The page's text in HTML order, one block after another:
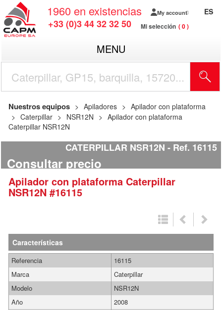
1960 en existencias
+33 (0)3 44 32 32 50
My account
Mi selección 0
ES
MENU
Nuestros equipos Apiladores
Apilador con plataforma
Caterpillar
NSR12N
Apilador con plataforma
Caterpillar NSR12N
CATERPILLAR NSR12N Ref. 16115
Consultar precio
Apilador con plataforma Caterpillar
NSR12N #16115
Características
Referencia
16115
Marca
Caterpillar
Modelo
NSR12N
Año
2008